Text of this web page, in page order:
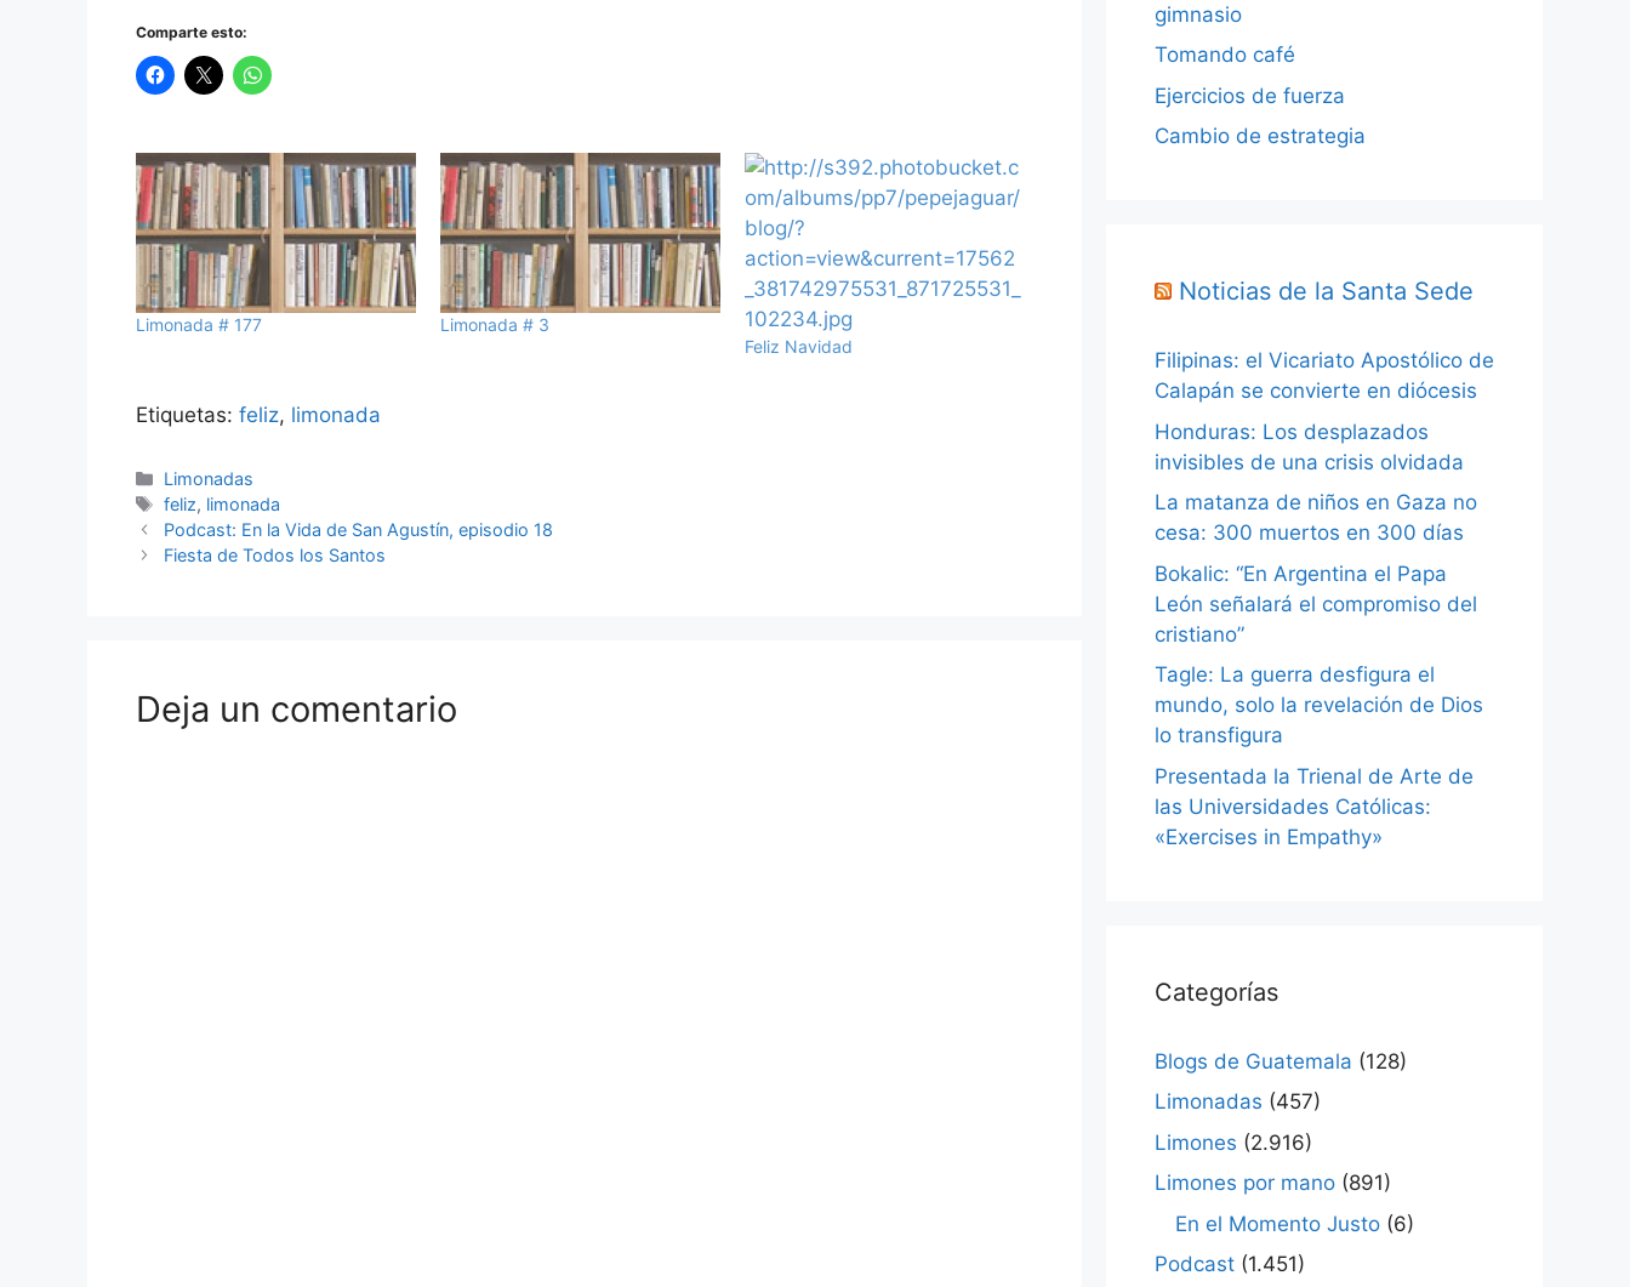
Comparte esto:
Limonada # 177
Limonada # 3
Feliz Navidad
Etiquetas: feliz, limonada
Categorías
Limonadas
Etiquetas
feliz, limonada
Podcast: En la Vida de San Agustín, episodio 18
Fiesta de Todos los Santos
Deja un comentario
gimnasio
Tomando café
Ejercicios de fuerza
Cambio de estrategia
Noticias de la Santa Sede
Filipinas: el Vicariato Apostólico de
Calapán se convierte en diócesis
Honduras: Los desplazados
invisibles de una crisis olvidada
La matanza de niños en Gaza no
cesa: 300 muertos en 300 días
Bokalic: “En Argentina el Papa
León señalará el compromiso del
cristiano”
Tagle: La guerra desfigura el
mundo, solo la revelación de Dios
lo transfigura
Presentada la Trienal de Arte de
las Universidades Católicas:
«Exercises in Empathy»
Categorías
Blogs de Guatemala (128)
Limonadas (457)
Limones (2.916)
Limones por mano (891)
En el Momento Justo (6)
Podcast (1.451)